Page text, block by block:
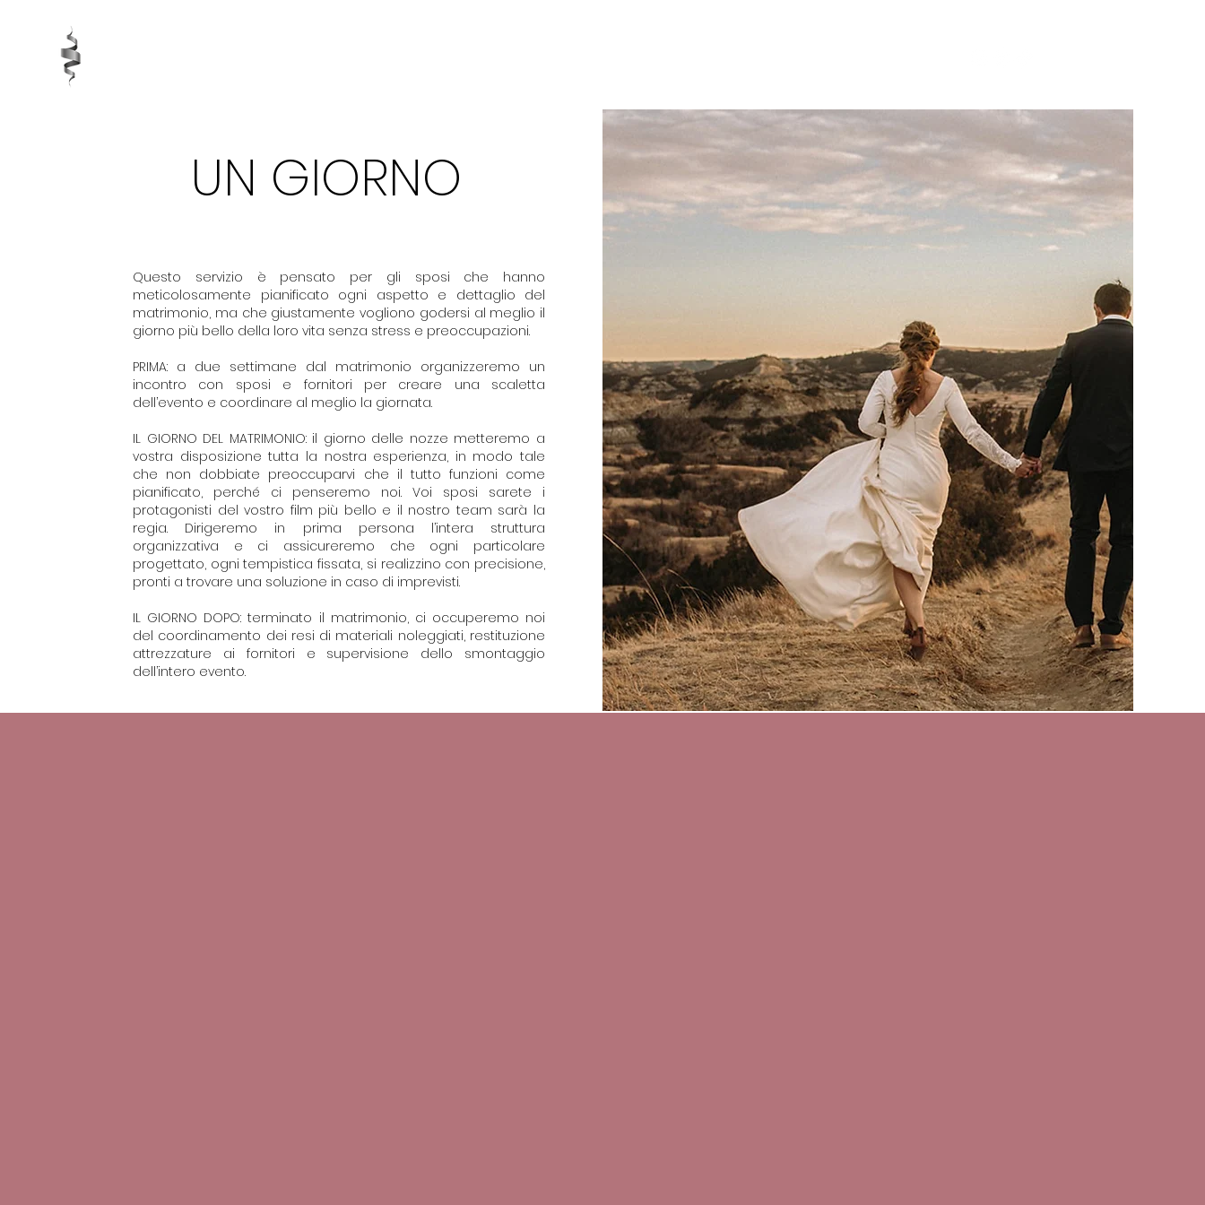
UN GIORNO
Questo servizio è pensato per gli sposi che hanno
meticolosamente pianificato ogni aspetto e dettaglio del
matrimonio, ma che giustamente vogliono godersi al meglio il
giorno più bello della loro vita senza stress e preoccupazioni.
PRIMA: a due settimane dal matrimonio organizzeremo un
incontro con sposi e fornitori per creare una scaletta
dell’evento e coordinare al meglio la giornata.
IL GIORNO DEL MATRIMONIO: il giorno delle nozze metteremo a
vostra disposizione tutta la nostra esperienza, in modo tale
che non dobbiate preoccuparvi che il tutto funzioni come
pianificato, perché ci penseremo noi. Voi sposi sarete i
protagonisti del vostro film più bello e il nostro team sarà la
regia. Dirigeremo in prima persona l’intera struttura
organizzativa e ci assicureremo che ogni particolare
progettato, ogni tempistica fissata, si realizzino con precisione,
pronti a trovare una soluzione in caso di imprevisti.
IL GIORNO DOPO: terminato il matrimonio, ci occuperemo noi
del coordinamento dei resi di materiali noleggiati, restituzione
attrezzature ai fornitori e supervisione dello smontaggio
dell’intero evento.